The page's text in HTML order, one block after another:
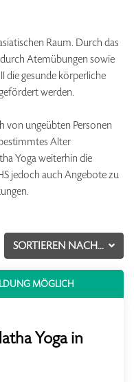
Raum. Durch das
Atemübungen sowie
die gesunde körperliche
werden.
von ungeübten Personen
Alter
Yoga weiterhin die
jedoch auch Angebote zu
SORTIEREN NACH...
MÖGLICH
Yoga in